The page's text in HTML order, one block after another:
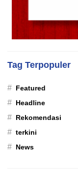
Tag Terpopuler
# Featured
# Headline
# Rekomendasi
# terkini
# News